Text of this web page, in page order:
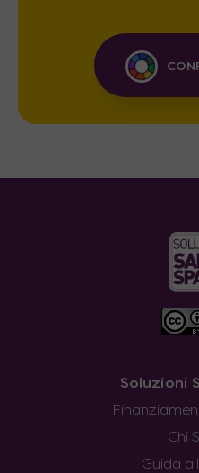
Soluzioni
Chi
Guida